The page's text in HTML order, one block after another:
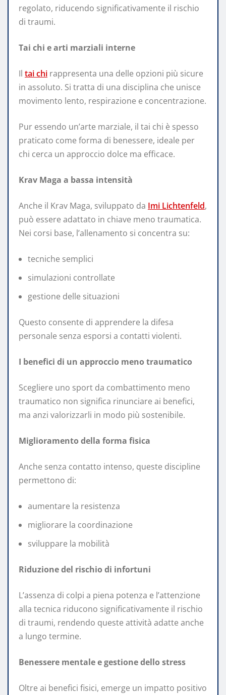
regolato, riducendo significativamente il rischio
di traumi.
Tai chi e arti marziali interne
Il tai chi rappresenta una delle opzioni più sicure
in assoluto. Si tratta di una disciplina che unisce
movimento lento, respirazione e concentrazione.
Pur essendo un’arte marziale, il tai chi è spesso
praticato come forma di benessere, ideale per
chi cerca un approccio dolce ma efficace.
Krav Maga a bassa intensità
Anche il Krav Maga, sviluppato da Imi Lichtenfeld,
può essere adattato in chiave meno traumatica.
Nei corsi base, l’allenamento si concentra su:
tecniche semplici
simulazioni controllate
gestione delle situazioni
Questo consente di apprendere la difesa
personale senza esporsi a contatti violenti.
I benefici di un approccio meno traumatico
Scegliere uno sport da combattimento meno
traumatico non significa rinunciare ai benefici,
ma anzi valorizzarli in modo più sostenibile.
Miglioramento della forma fisica
Anche senza contatto intenso, queste discipline
permettono di:
aumentare la resistenza
migliorare la coordinazione
sviluppare la mobilità
Riduzione del rischio di infortuni
L’assenza di colpi a piena potenza e l’attenzione
alla tecnica riducono significativamente il rischio
di traumi, rendendo queste attività adatte anche
a lungo termine.
Benessere mentale e gestione dello stress
Oltre ai benefici fisici, emerge un impatto positivo